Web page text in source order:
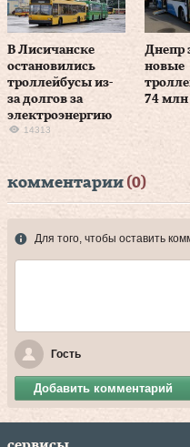
В Лисичанске
остановились
троллейбусы из-
за долгов за
электроэнергию
14313
Днепр
новые
74 млн
комментарии (0)
Для того, чтобы оставить
Гость
Добавить комментарий